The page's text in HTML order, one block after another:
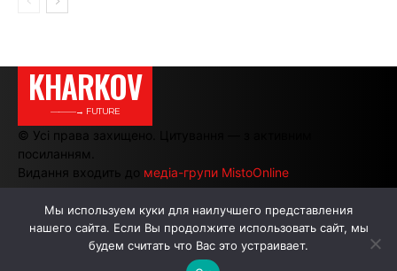
KHARKOV
———→ FUTURE
© Усі права захищено. Цитування — з активним
посиланням.
Видання входить до медіа-групи MistoOnline
АВТОРИ РЕКЛАМА НА САЙТІ
Мы используем куки для наилучшего представления
нашего сайта. Если Вы продолжите использовать сайт, мы
будем считать что Вас это устраивает.